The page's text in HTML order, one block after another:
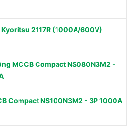
Kyoritsu 2117R (1000A/600V)
MCCB Compact NS080N3M2 -
Compact NS100N3M2 - 3P 1000A